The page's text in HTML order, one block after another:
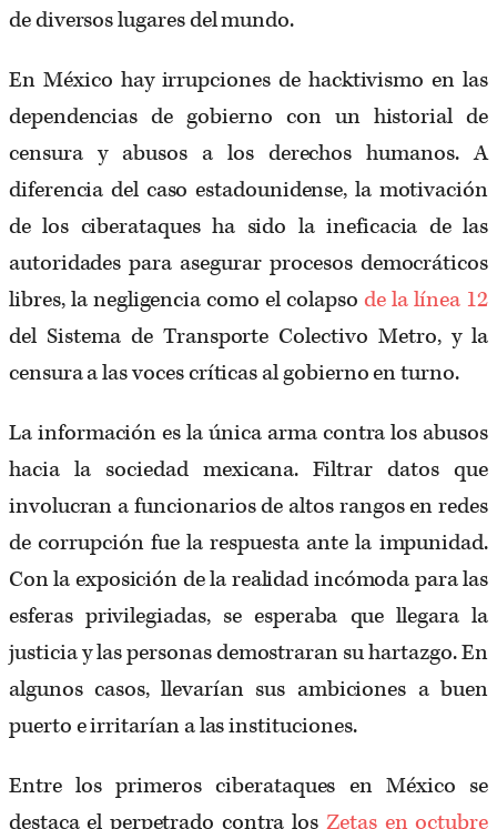
de diversos lugares del mundo.
En México hay irrupciones de hacktivismo en las
dependencias de gobierno con un historial de
censura y abusos a los derechos humanos. A
diferencia del caso estadounidense, la motivación
de los ciberataques ha sido la ineficacia de las
autoridades para asegurar procesos democráticos
libres, la negligencia como el colapsode la línea 12
del Sistema de Transporte Colectivo Metro, y la
censura a las voces críticas al gobierno en turno.
La información es la única arma contra los abusos
hacia la sociedad mexicana. Filtrar datos que
involucran a funcionarios de altos rangos en redes
de corrupción fue la respuesta ante la impunidad.
Con la exposición de la realidad incómoda para las
esferas privilegiadas, se esperaba que llegara la
justicia y las personas demostraran su hartazgo. En
algunos casos, llevarían sus ambiciones a buen
puerto e irritarían a las instituciones.
Entre los primeros ciberataques en México se
destaca el perpetrado contra los Zetas en octubre